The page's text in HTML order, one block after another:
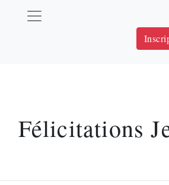
Félicitations